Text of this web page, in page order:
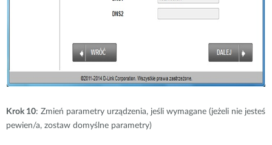
Krok 10: Zmień parametry urządzenia, jeśli wymagane (jeżeli nie jesteś
pewien/a, zostaw domyślne parametry)